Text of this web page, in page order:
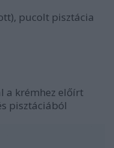
pucolt pisztácia
a krémhez előírt
pisztáciából